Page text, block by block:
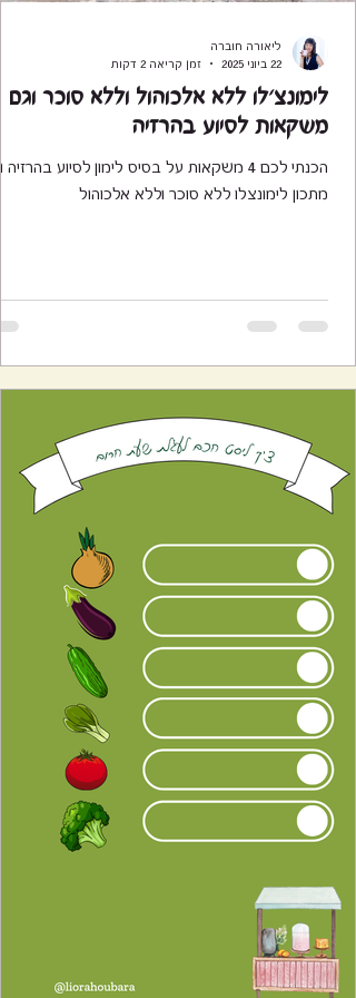
לימונצ'לו ללא אלכוהול וללא סוכר וגם
משקאות לסיוע בהרזיה
הכנתי לכם 4 משקאות על בסיס לימון לסיוע בהרזיה
מתכון לימונצלו ללא סוכר וללא אלכוהול
ליאורה חוברה
22 ביוני 2025
זמן קריאה 2 דקות